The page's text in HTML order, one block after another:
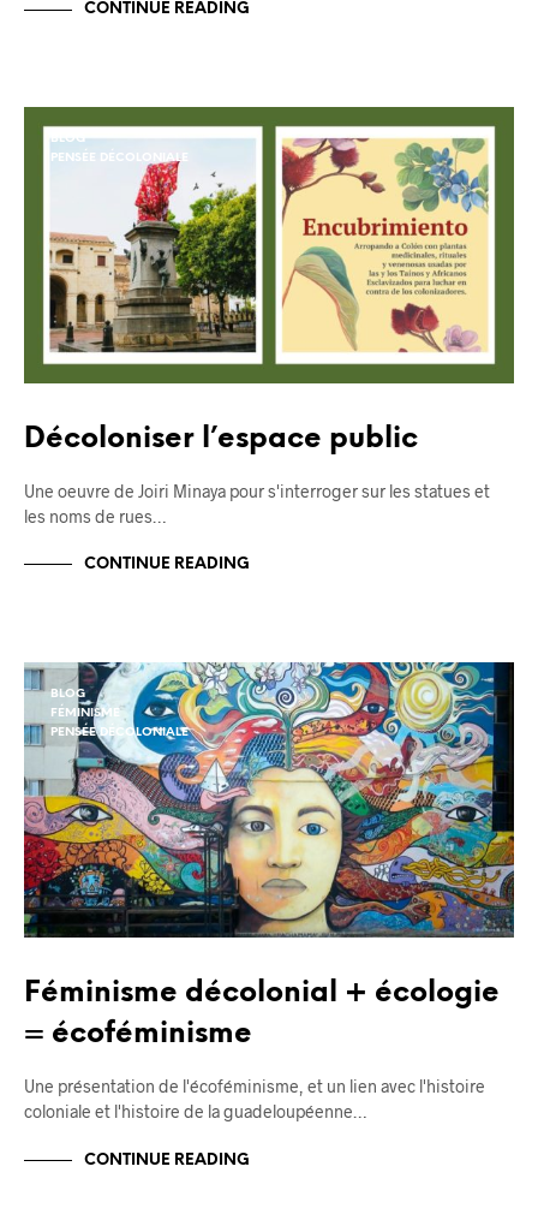
CONTINUE READING
BLOG
PENSÉE DÉCOLONIALE
Décoloniser l’espace public
Une oeuvre de Joiri Minaya pour s'interroger sur les statues et
les noms de rues…
CONTINUE READING
BLOG
FÉMINISME
PENSÉE DÉCOLONIALE
Féminisme décolonial + écologie
= écoféminisme
Une présentation de l'écoféminisme, et un lien avec l'histoire
coloniale et l'histoire de la guadeloupéenne…
CONTINUE READING